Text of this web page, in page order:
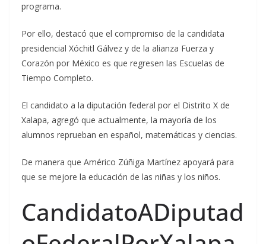
programa.
Por ello, destacó que el compromiso de la candidata
presidencial Xóchitl Gálvez y de la alianza Fuerza y
Corazón por México es que regresen las Escuelas de
Tiempo Completo.
El candidato a la diputación federal por el Distrito X de
Xalapa, agregó que actualmente, la mayoría de los
alumnos reprueban en español, matemáticas y ciencias.
De manera que Américo Zúñiga Martínez apoyará para
que se mejore la educación de las niñas y los niños.
CandidatoADiputad